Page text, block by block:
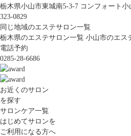
栃木県小山市東城南5-3-7 コンフォート小
323-0829
同じ地域のエステサロン一覧
栃木県のエステサロン一覧 小山市のエス
電話予約
0285-28-6686
お近くのサロン
を探す
サロンケア一覧
はじめてサロンを
ご利用になる方へ